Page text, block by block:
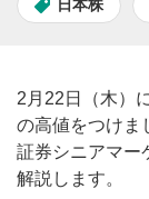
日本株
2月22日（木）
の高値をつけま
証券シニアマー
解説します。